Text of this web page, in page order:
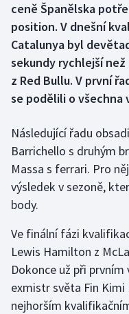
Curling
Dostihy
Florbal
Golf
Gymnastika
Házená
Jezdectví
Judo
Krasobruslení
ceně Španělska
position. V dnešní
Catalunya byl
sekundy rychlejší
z Red Bullu. V první
se podělili o
Následující řadu
Barrichello s druhým
Massa s ferrari. Pro
výsledek v sezoně,
body.
Ve finální fázi
Lewis Hamilton z
Dokonce už při
exmistr světa Fin
nejhorším